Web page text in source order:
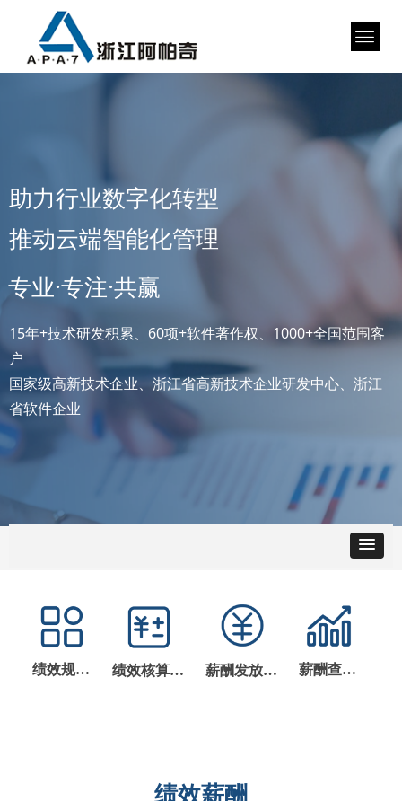
绩效薪酬
助力行业数字化转型
推动云端智能化管理
专业·专注·共赢
15年+技术研发积累、60项+软件著作权、1000+全国范围客
户
国家级高新技术企业、浙江省高新技术企业研发中心、浙江
省软件企业
绩效核算管理 薪酬发放管理
绩效规划配置 薪酬查询报表